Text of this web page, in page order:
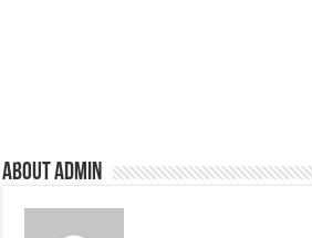
About admin